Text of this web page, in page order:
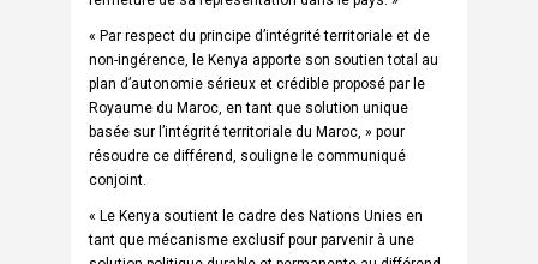
« Par respect du principe d’intégrité territoriale et de
non-ingérence, le Kenya apporte son soutien total au
plan d’autonomie sérieux et crédible proposé par le
Royaume du Maroc, en tant que solution unique
basée sur l’intégrité territoriale du Maroc, » pour
résoudre ce différend, souligne le communiqué
conjoint.
« Le Kenya soutient le cadre des Nations Unies en
tant que mécanisme exclusif pour parvenir à une